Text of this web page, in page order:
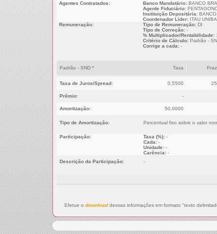
Agentes Contratados:
Banco Mandatário:BANCO
Agente Fiduciário:
Instituição Depositária:BANCO
Coordenador Líder:ITAU
Remuneração:
Tipo de Remuneração:DI
Tipo de Correção:-
% Multiplicador/Rentabilidade:
Critério de Cálculo:Padrão -
Corrige a cada:-
Padrão - SND * Taxa
Taxa de Juros/Spread: 0,5500
Prêmio: -
Amortização: 50,0000
Tipo de Amortização: Percentual fixo sobre o valor
Participação: Taxa (%):-
Cada:-
Unidade:-
Carência:-
Descrição da Participação:
-
Efetue o downloaddessas informações em formato "texto